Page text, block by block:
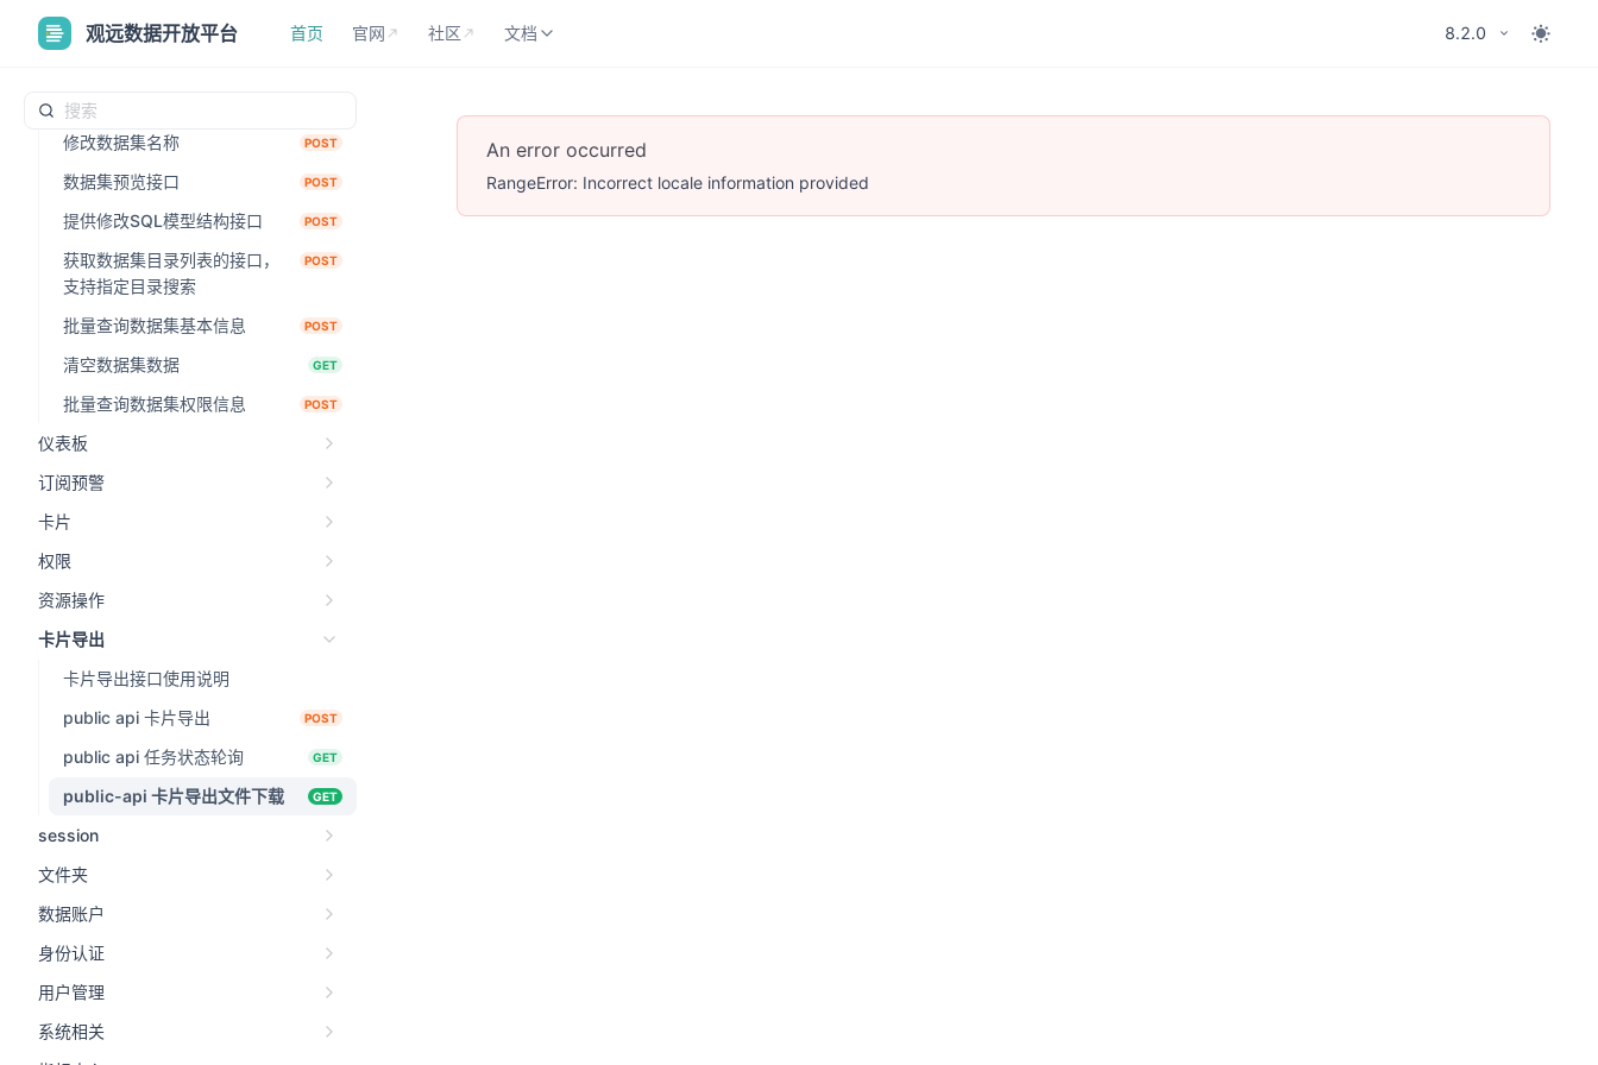
观远数据开放平台
首页
官网 社区 文档 8.2.0
修改数据集schema POST
修改数据集字段别名
修改数据集名称 POST
数据集预览接口 POST
提供修改SQL模型结构接口 POST
获取数据集目录列表的接口，
支持指定目录搜索
POST
批量查询数据集基本信息 POST
清空数据集数据 GET
批量查询数据集权限信息 POST
仪表板
订阅预警
卡片
权限
资源操作
卡片导出
卡片导出接口使用说明
public api 卡片导出
POST
public api 任务状态轮询 GET
public-api 卡片导出文件下载 GET
session
文件夹
数据账户
身份认证
用户管理
系统相关
An error occurred
RangeError: Incorrect locale information provided